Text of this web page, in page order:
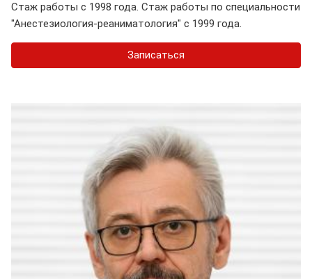
Стаж работы с 1998 года. Стаж работы по специальности
"Анестезиология-реаниматология" с 1999 года.
Записаться